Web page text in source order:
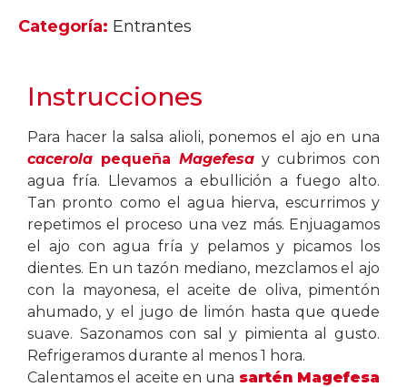
Categoría: Entrantes
Instrucciones
Para hacer la salsa alioli, ponemos el ajo en una
cacerola pequeña Magefesa y cubrimos con
agua fría. Llevamos a ebullición a fuego alto.
Tan pronto como el agua hierva, escurrimos y
repetimos el proceso una vez más. Enjuagamos
el ajo con agua fría y pelamos y picamos los
dientes. En un tazón mediano, mezclamos el ajo
con la mayonesa, el aceite de oliva, pimentón
ahumado, y el jugo de limón hasta que quede
suave. Sazonamos con sal y pimienta al gusto.
Refrigeramos durante al menos 1 hora.
Calentamos el aceite en una sartén Magefesa